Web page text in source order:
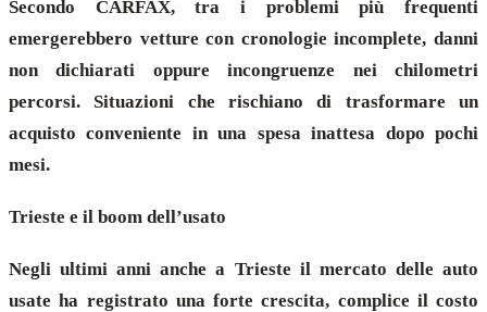
Secondo CARFAX, tra i problemi più frequenti
emergerebbero vetture con cronologie incomplete, danni
non dichiarati oppure incongruenze nei chilometri
percorsi. Situazioni che rischiano di trasformare un
acquisto conveniente in una spesa inattesa dopo pochi
mesi.
Trieste e il boom dell’usato
Negli ultimi anni anche a Trieste il mercato delle auto
usate ha registrato una forte crescita, complice il costo